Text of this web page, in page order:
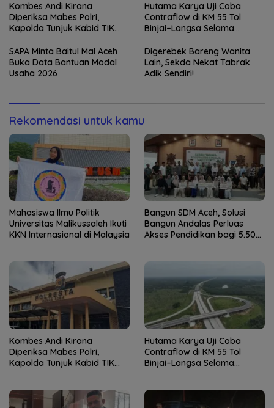
Kombes Andi Kirana
Diperiksa Mabes Polri,
Kapolda Tunjuk Kabid TIK
Kapolresta Banda Aceh
Hutama Karya Uji Coba
Contraflow di KM 55 Tol
Binjai–Langsa Selama
SAPA Minta Baitul Mal Aceh
Buka Data Bantuan Modal
Usaha 2026
Digerebek Bareng Wanita
Lain, Sekda Nekat Tabrak
Adik Sendiri!
Rekomendasi untuk kamu
Mahasiswa Ilmu Politik
Universitas Malikussaleh Ikuti
KKN Internasional di Malaysia
Bangun SDM Aceh, Solusi
Bangun Andalas Perluas
Akses Pendidikan bagi 5.500
Kombes Andi Kirana
Diperiksa Mabes Polri,
Kapolda Tunjuk Kabid TIK
Hutama Karya Uji Coba
Contraflow di KM 55 Tol
Binjai–Langsa Selama